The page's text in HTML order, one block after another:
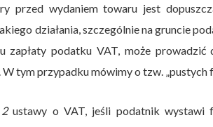
przed wydaniem towaru jest
działania, szczególnie na gruncie
zapłaty podatku VAT, może
tym przypadku mówimy o tzw. „pustych
ustawy o VAT, jeśli podatnik wystawi